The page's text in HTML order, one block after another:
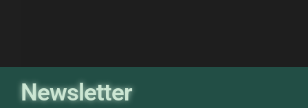
Newsletter